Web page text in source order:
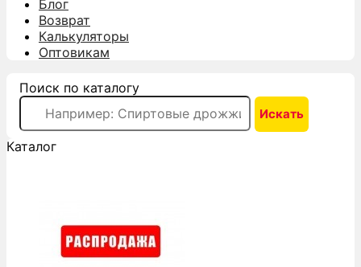
Блог
Возврат
Калькуляторы
Оптовикам
Поиск по каталогу
Каталог